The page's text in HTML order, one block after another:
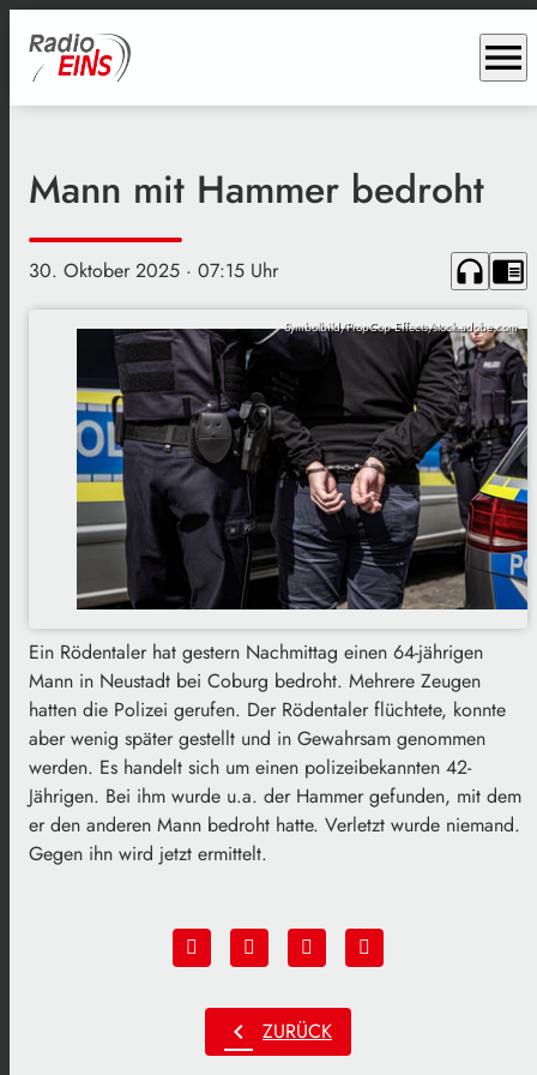
menu
Mann mit Hammer bedroht
30. Oktober 2025 · 07:15 Uhr headphones chrome_reader_mode
Symbolbild/PropCop Effects/stock.adobe.com
Ein Rödentaler hat gestern Nachmittag einen 64-jährigen
Mann in Neustadt bei Coburg bedroht. Mehrere Zeugen
hatten die Polizei gerufen. Der Rödentaler flüchtete, konnte
aber wenig später gestellt und in Gewahrsam genommen
werden. Es handelt sich um einen polizeibekannten 42-
Jährigen. Bei ihm wurde u.a. der Hammer gefunden, mit dem
er den anderen Mann bedroht hatte. Verletzt wurde niemand.
Gegen ihn wird jetzt ermittelt.
chevron_left ZURÜCK